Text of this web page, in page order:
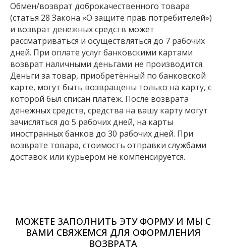
Обмен/возврат доброкачественного товара
(статья 28 Закона «О защите прав потребителей»)
и возврат денежных средств может
рассматриваться и осуществляться до 7 рабочих
дней. При оплате услуг банковскими картами
возврат наличными деньгами не производится.
Деньги за товар, приобретённый по банковской
карте, могут быть возвращены только на карту, с
которой был списан платеж. После возврата
денежных средств, средства на вашу карту могут
зачисляться до 5 рабочих дней, на карты
иностранных банков до 30 рабочих дней. При
возврате товара, стоимость отправки службами
доставок или курьером не компенсируется.
МОЖЕТЕ ЗАПОЛНИТЬ ЭТУ ФОРМУ И МЫ С
ВАМИ СВЯЖЕМСЯ ДЛЯ ОФОРМЛЕНИЯ
ВОЗВРАТА